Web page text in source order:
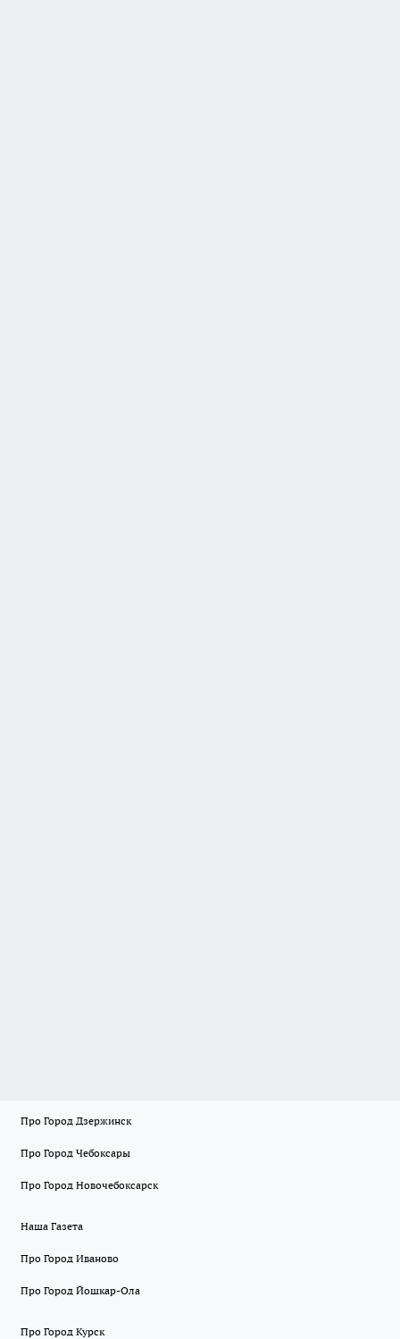
Про Город Дзержинск
Про Город Чебоксары
Про Город Новочебоксарск
Наша Газета
Про Город Иваново
Про Город Йошкар-Ола
Про Город Курск